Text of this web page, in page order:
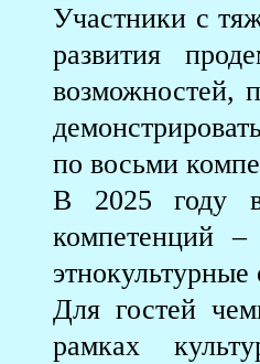
Участники с
развития
возможностей,
по восьми
В 2025 году
компетенций
Для гостей
рамках